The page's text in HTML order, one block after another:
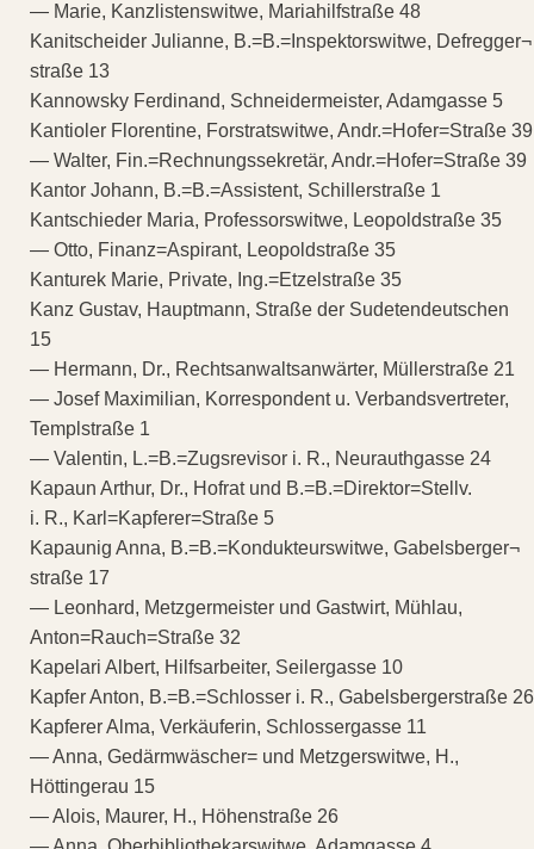
— Marie, Kanzlistenswitwe, Mariahilfstraße 48
Kanitscheider Julianne, B.=B.=Inspektorswitwe, Defregger¬
straße 13
Kannowsky Ferdinand, Schneidermeister, Adamgasse 5
Kantioler Florentine, Forstratswitwe, Andr.=Hofer=Straße 39
— Walter, Fin.=Rechnungssekretär, Andr.=Hofer=Straße 39
Kantor Johann, B.=B.=Assistent, Schillerstraße 1
Kantschieder Maria, Professorswitwe, Leopoldstraße 35
— Otto, Finanz=Aspirant, Leopoldstraße 35
Kanturek Marie, Private, Ing.=Etzelstraße 35
Kanz Gustav, Hauptmann, Straße der Sudetendeutschen
15
— Hermann, Dr., Rechtsanwaltsanwärter, Müllerstraße 21
— Josef Maximilian, Korrespondent u. Verbandsvertreter,
Templstraße 1
— Valentin, L.=B.=Zugsrevisor i. R., Neurauthgasse 24
Kapaun Arthur, Dr., Hofrat und B.=B.=Direktor=Stellv.
i. R., Karl=Kapferer=Straße 5
Kapaunig Anna, B.=B.=Kondukteurswitwe, Gabelsberger¬
straße 17
— Leonhard, Metzgermeister und Gastwirt, Mühlau,
Anton=Rauch=Straße 32
Kapelari Albert, Hilfsarbeiter, Seilergasse 10
Kapfer Anton, B.=B.=Schlosser i. R., Gabelsbergerstraße 26
Kapferer Alma, Verkäuferin, Schlossergasse 11
— Anna, Gedärmwäscher= und Metzgerswitwe, H.,
Höttingerau 15
— Alois, Maurer, H., Höhenstraße 26